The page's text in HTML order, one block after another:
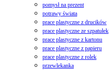
pomysł na prezent
potrawy świata
prace plastyczne z drucików
prace plastyczne ze szpatułek
prace plastyczne z kartonu
prace plastyczne z papieru
prace plastyczne z rolek
przewlekanka